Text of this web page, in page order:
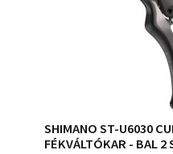
SHIMANO ST-U6030
FÉKVÁLTÓKAR - BAL 2